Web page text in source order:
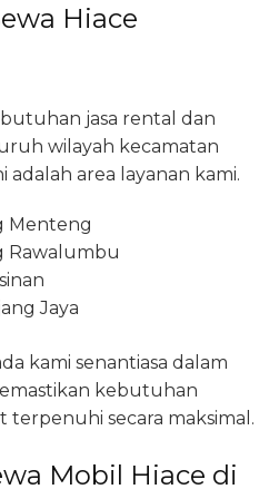
Hiace
jasa rental dan
wilayah kecamatan
area layanan kami.
Menteng
Rawalumbu
Jaya
kami senantiasa dalam
kebutuhan
terpenuhi secara maksimal.
Mobil Hiace di